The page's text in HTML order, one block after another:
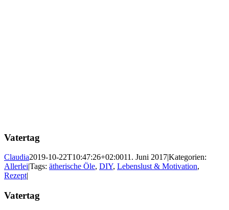
Vatertag
Claudia2019-10-22T10:47:26+02:0011. Juni 2017|Kategorien:
Allerlei|Tags: ätherische Öle, DIY, Lebenslust & Motivation,
Rezept|
Vatertag